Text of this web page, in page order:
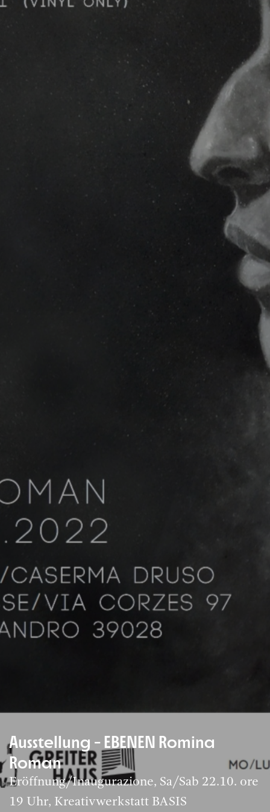
Ausstellung - EBENEN Romina
Roman
Eröffnung/Inaugurazione, Sa/Sab 22.10. ore
19 Uhr, Kreativwerkstatt BASIS